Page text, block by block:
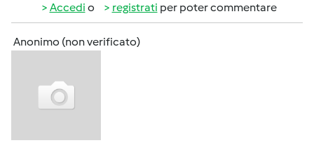
Accedi o registrati per poter commentare
Anonimo (non verificato)